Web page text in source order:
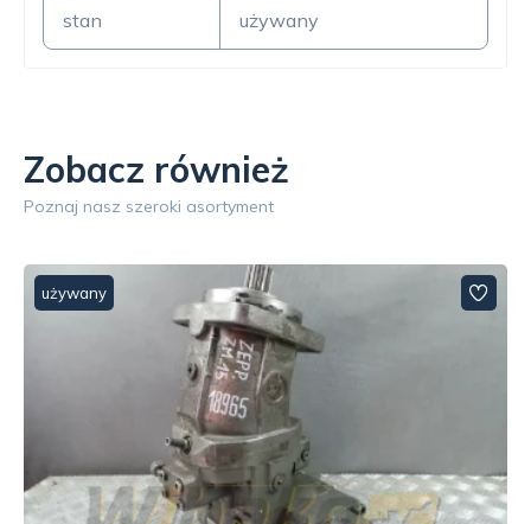
stan używany
Zobacz również
Poznaj nasz szeroki asortyment
używany